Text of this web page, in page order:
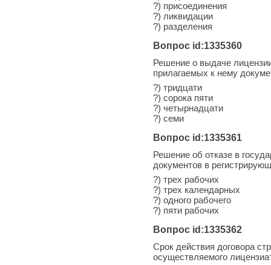
?) присоединения
?) ликвидации
?) разделения
Вопрос id:1335360
Решение о выдаче
прилагаемых к нему
?) тридцати
?) сорока пяти
?) четырнадцати
?) семи
Вопрос id:1335361
Решение об отказе в
документов в
?) трех рабочих
?) трех календарных
?) одного рабочего
?) пяти рабочих
Вопрос id:1335362
Срок действия договора
осуществляемого